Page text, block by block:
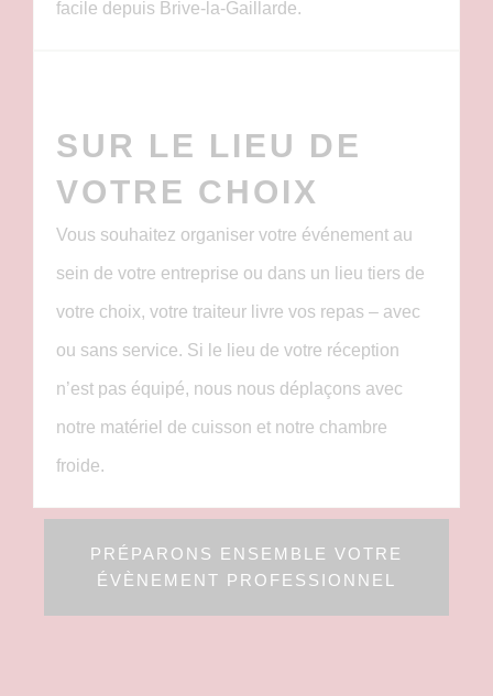
facile depuis Brive-la-Gaillarde.
SUR LE LIEU DE
VOTRE CHOIX
Vous souhaitez organiser votre événement au
sein de votre entreprise ou dans un lieu tiers de
votre choix, votre traiteur livre vos repas – avec
ou sans service. Si le lieu de votre réception
n’est pas équipé, nous nous déplaçons avec
notre matériel de cuisson et notre chambre
froide.
PRÉPARONS ENSEMBLE VOTRE
ÉVÈNEMENT PROFESSIONNEL